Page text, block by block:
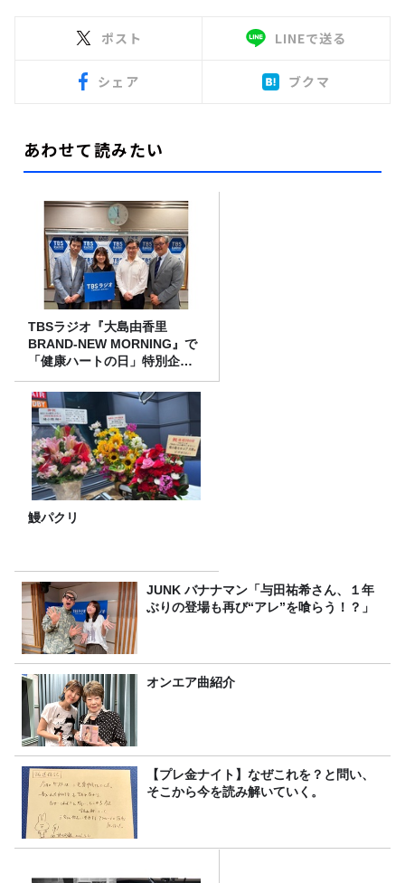
ポスト LINEで送る
シェア ブクマ
あわせて読みたい
TBSラジオ『大島由香里
BRAND-NEW MORNING』で
「健康ハートの日」特別企画
を8/10（月）に放送
鰻パクリ
JUNK バナナマン「与田祐希さん、１年
ぶりの登場も再び“アレ”を喰らう！？」
オンエア曲紹介
【プレ金ナイト】なぜこれを？と問い、
そこから今を読み解いていく。